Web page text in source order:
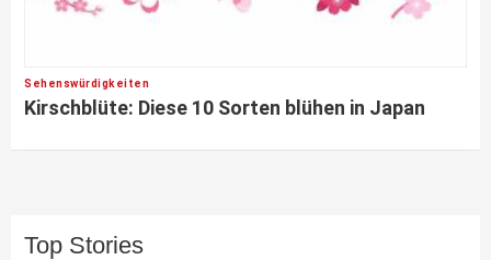
Sehenswürdigkeiten
Kirschblüte: Diese 10 Sorten blühen in Japan
Top Stories